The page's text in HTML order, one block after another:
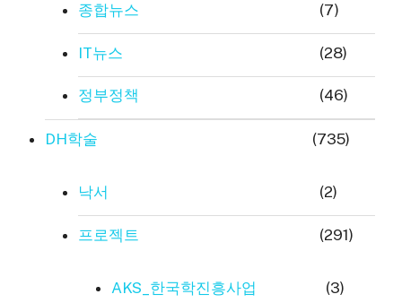
종합뉴스 (7)
IT뉴스 (28)
정부정책 (46)
DH학술 (735)
낙서 (2)
프로젝트 (291)
AKS_한국학진흥사업 (3)